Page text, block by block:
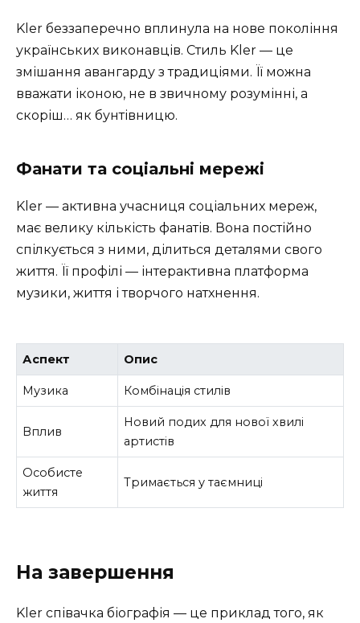
Kler беззаперечно вплинула на нове покоління
українських виконавців. Стиль Kler — це
змішання авангарду з традиціями. Її можна
вважати іконою, не в звичному розумінні, а
скоріш… як бунтівницю.
Фанати та соціальні мережі
Kler — активна учасниця соціальних мереж,
має велику кількість фанатів. Вона постійно
спілкується з ними, ділиться деталями свого
життя. Її профілі — інтерактивна платформа
музики, життя і творчого натхнення.
Аспект Опис
Музика Комбінація стилів
Вплив
Новий подих для нової хвилі
артистів
Особисте
життя
Тримається у таємниці
На завершення
Kler співачка біографія — це приклад того, як